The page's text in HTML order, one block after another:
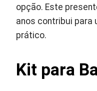
opção. Este
anos contribui para
prático.
Kit para